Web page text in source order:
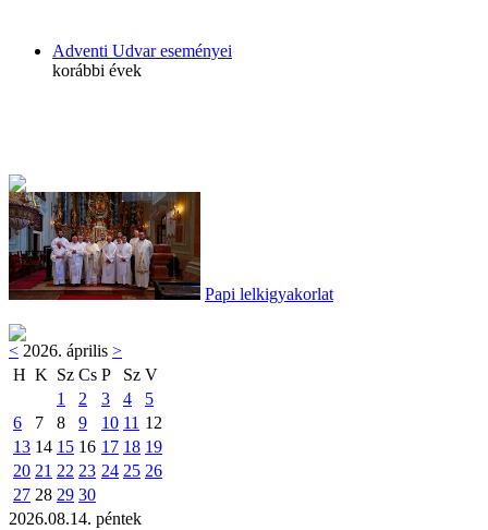
Adventi Udvar eseményei
korábbi évek
Papi lelkigyakorlat
< 2026. április >
H K Sz Cs P Sz V
1
2 3 4
5
6
7 8 9 10 11 12
13 14 15 16 17 18 19
20 21 22 23 24 25 26
27 28 29 30
2026.08.14. péntek